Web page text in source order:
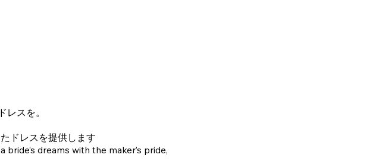
レスを。
ドレスを提供します
dreams with the maker’s pride,